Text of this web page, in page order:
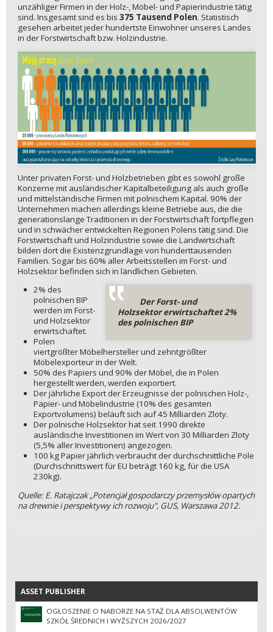
unzähliger Firmen in der Holz-, Möbel- und Papierindustrie tätig
sind. Insgesamt sind es bis 375 Tausend Polen. Statistisch
gesehen arbeitet jeder hundertste Einwohner unseres Landes
in der Forstwirtschaft bzw. Holzindustrie.
Unter privaten Forst- und Holzbetrieben gibt es sowohl große
Konzerne mit ausländischer Kapitalbeteiligung als auch große
und mittelständische Firmen mit polnischem Kapital. 90% der
Unternehmen machen allerdings kleine Betriebe aus, die die
generationslange Traditionen in der Forstwirtschaft fortpflegen
und in schwächer entwickelten Regionen Polens tätig sind. Die
Forstwirtschaft und Holzindustrie sowie die Landwirtschaft
bilden dort die Existenzgrundlage von hunderttausenden
Familien. Sogar bis 60% aller Arbeitsstellen im Forst- und
Holzsektor befinden sich in ländlichen Gebieten.
Der Forst- und
Holzsektor erwirtschaftet 2%
des polnischen BIP
2% des
polnischen BIP
werden im Forst-
und Holzsektor
erwirtschaftet.
Polen
viertgrößter Möbelhersteller und zehntgrößter
Möbelexporteur in der Welt.
50% des Papiers und 90% der Möbel, die in Polen
hergestellt werden, werden exportiert.
Der jährliche Export der Erzeugnisse der polnischen Holz-,
Papier- und Möbelindustrie (10% des gesamten
Exportvolumens) beläuft sich auf 45 Milliarden Zloty.
Der polnische Holzsektor hat seit 1990 direkte
ausländische Investitionen im Wert von 30 Milliarden Zloty
(5,5% aller Investitionen) angezogen.
100 kg Papier jährlich verbraucht der durchschnittliche Pole
(Durchschnittswert für EU beträgt 160 kg, für die USA
230kg).
Quelle: E. Ratajczak „Potencjał gospodarczy przemysłów opartych
na drewnie i perspektywy ich rozwoju", GUS, Warszawa 2012.
ASSET PUBLISHER
ASSET PUBLISHER
OGŁOSZENIE O NABORZE NA STAŻ DLA ABSOLWENTÓW
SZKÓŁ ŚREDNICH I WYŻSZYCH 2026/2027